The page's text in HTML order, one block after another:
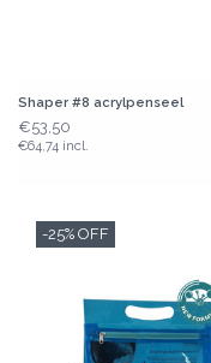
Shaper #8 acrylpenseel
€53,50
€64,74 incl.
-25% OFF